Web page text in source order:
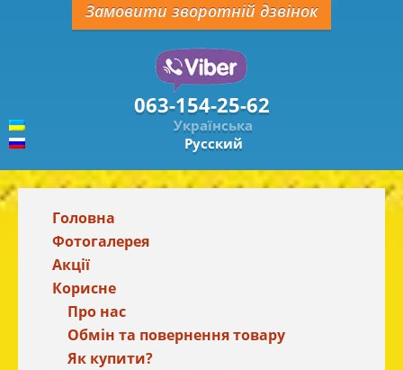
Замовити зворотній дзвінок
063-154-25-62
Українська
Русский
Головна
Фотогалерея
Акції
Корисне
Про нас
Обмін та повернення товару
Як купити?